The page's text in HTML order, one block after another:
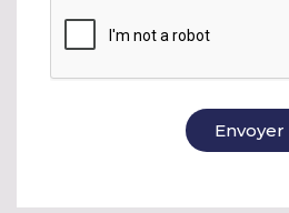
Envoyer